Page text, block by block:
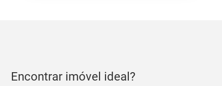
Encontrar imóvel ideal?